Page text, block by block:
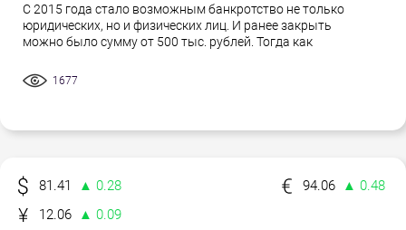
С 2015 года стало возможным банкротство не только
юридических, но и физических лиц. И ранее закрыть
можно было сумму от 500 тыс. рублей. Тогда как
1677
81.41 ▲ 0.28 94.06
▲ 0.48
12.06
▲ 0.09